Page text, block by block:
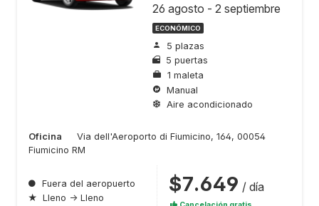
26 agosto - 2 septiembre
ECONÓMICO
5 plazas
5 puertas
1 maleta
Manual
Aire acondicionado
Oficina
Via dell'Aeroporto di Fiumicino, 164, 00054
Fiumicino RM
● Fuera del aeropuerto
★ Lleno → Lleno
$7.649 / día